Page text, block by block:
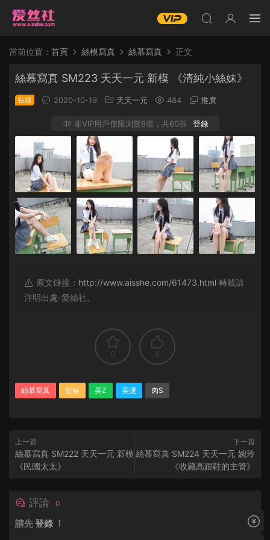
當前位置： 首頁 絲模寫真 絲慕寫真 正文
絲慕寫真 SM223 天天一元 新模 《清純小絲妹》
在線 2020-10-19 天天一元 484 推廣
非VIP用戶僅限浏覽8張，共60張 登錄
原文鏈接： http://www.aisshe.com/61473.html 轉載請
注明出處-愛絲社。
0 0
絲慕寫真 短裙 美Z 美腿 肉S
上一篇
絲慕寫真 SM222 天天一元 新模
《民國太太》
下一篇
絲慕寫真 SM224 天天一元 婉玲
《收藏高跟鞋的主管》
評論 0
請先登錄 ！